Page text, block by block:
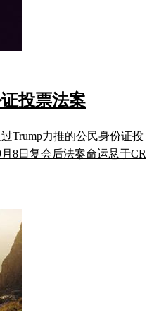
投票法案
Trump力推的公民身份证投
8日复会后法案命运悬于CR